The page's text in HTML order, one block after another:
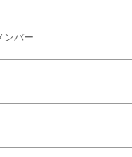
ンバー